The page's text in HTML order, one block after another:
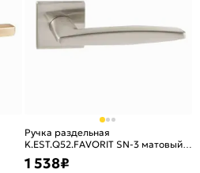
Ручка раздельная
K.EST.Q52.FAVORIT SN-3 матовый
никель
1 538₽